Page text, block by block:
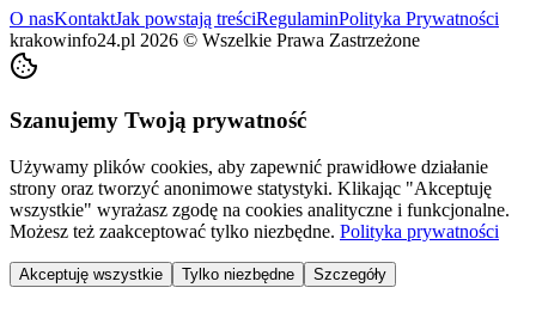
O nasKontaktJak powstają treściRegulaminPolityka Prywatności
krakowinfo24.pl 2026 © Wszelkie Prawa Zastrzeżone
Szanujemy Twoją prywatność
Używamy plików cookies, aby zapewnić prawidłowe działanie
strony oraz tworzyć anonimowe statystyki. Klikając "Akceptuję
wszystkie" wyrażasz zgodę na cookies analityczne i funkcjonalne.
Możesz też zaakceptować tylko niezbędne. Polityka prywatności
Akceptuję wszystkie Tylko niezbędne Szczegóły